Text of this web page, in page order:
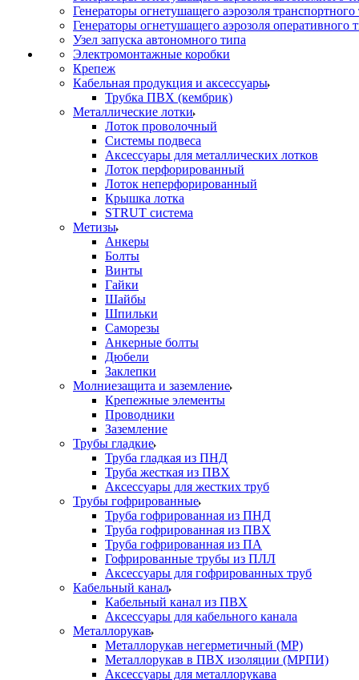
Генераторы огнетушащего аэрозоля транспортного
Генераторы огнетушащего аэрозоля оперативного
Узел запуска автономного типа
Электромонтажные коробки
Крепеж
Кабельная продукция и аксессуары
Трубка ПВХ (кембрик)
Металлические лотки
Лоток проволочный
Системы подвеса
Аксессуары для металлических лотков
Лоток перфорированный
Лоток неперфорированный
Крышка лотка
STRUT система
Метизы
Анкеры
Болты
Винты
Гайки
Шайбы
Шпильки
Саморезы
Анкерные болты
Дюбели
Заклепки
Молниезащита и заземление
Крепежные элементы
Проводники
Заземление
Трубы гладкие
Труба гладкая из ПНД
Труба жесткая из ПВХ
Аксессуары для жестких труб
Трубы гофрированные
Труба гофрированная из ПНД
Труба гофрированная из ПВХ
Труба гофрированная из ПА
Гофрированные трубы из ПЛЛ
Аксессуары для гофрированных труб
Кабельный канал
Кабельный канал из ПВХ
Аксессуары для кабельного канала
Металлорукав
Металлорукав негерметичный (МР)
Металлорукав в ПВХ изоляции (МРПИ)
Аксессуары для металлорукава